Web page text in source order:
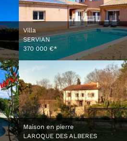
Villa
SERVIAN
370 000 €*
Maison en pierre
LAROQUE DES ALBERES